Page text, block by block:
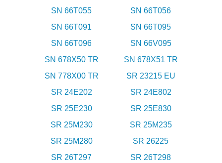
SN 66T055
SN 66T056
SN 66T091
SN 66T095
SN 66T096
SN 66V095
SN 678X50 TR
SN 678X51 TR
SN 778X00 TR
SR 23215 EU
SR 24E202
SR 24E802
SR 25E230
SR 25E830
SR 25M230
SR 25M235
SR 25M280
SR 26225
SR 26T297
SR 26T298